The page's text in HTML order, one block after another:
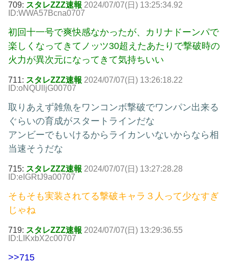
709: スタレZZZ速報 2024/07/07(日) 13:25:34.92
ID:WWA57Bcna0707
初回十一号で爽快感なかったが、カリナドーンパで
楽しくなってきてノッツ30超えたあたりで撃破時の
火力が異次元になってきて気持ちいい
711: スタレZZZ速報 2024/07/07(日) 13:26:18.22
ID:oNQUlljG00707
取りあえず雑魚をワンコンボ撃破でワンパン出来る
ぐらいの育成がスタートラインだな
アンビーでもいけるからライカンいないからなら相
当速そうだな
715: スタレZZZ速報 2024/07/07(日) 13:27:28.28
ID:eIGRtJ9a00707
そもそも実装されてる撃破キャラ３人って少なすぎ
じゃね
719: スタレZZZ速報 2024/07/07(日) 13:29:36.55
ID:LIKxbX2c00707
>>715